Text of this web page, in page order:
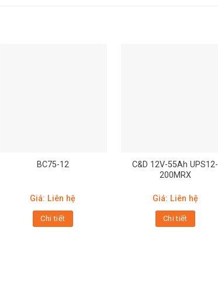
BC75-12
Giá: Liên hệ
Chi tiết
C&D 12V-55Ah UPS12-
200MRX
Giá: Liên hệ
Chi tiết